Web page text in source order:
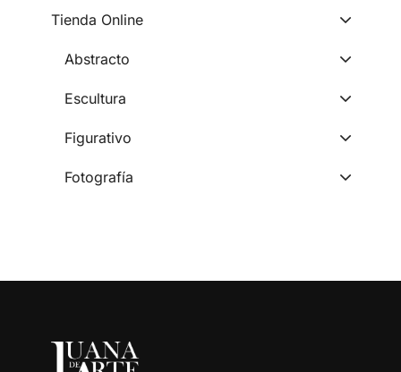
Tienda Online
Abstracto
Escultura
Figurativo
Fotografía